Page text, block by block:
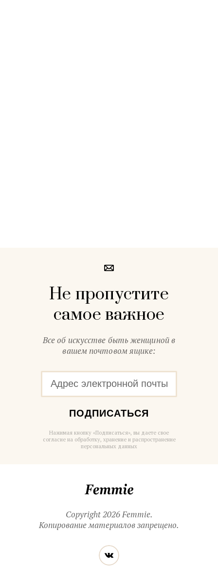
Не пропустите
самое важное
Все об искусстве быть женщиной в
вашем почтовом ящике:
ПОДПИСАТЬСЯ
Нажимая кнопку «Подписаться», вы даете свое
согласие на обработку, хранение и распространение
персональных данных
Copyright 2026 Femmie.
Копирование материалов запрещено.
Читайте
нас
в социальных